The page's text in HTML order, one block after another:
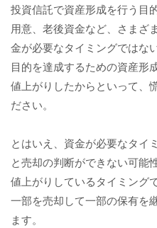
投資信託で資産形成を行う目
用意、老後資金など、さまざ
金が必要なタイミングではな
目的を達成するための資産形
値上がりしたからといって、
ださい。
とはいえ、資金が必要なタイ
と売却の判断ができない可能
値上がりしているタイミング
一部を売却して一部の保有を
ます。